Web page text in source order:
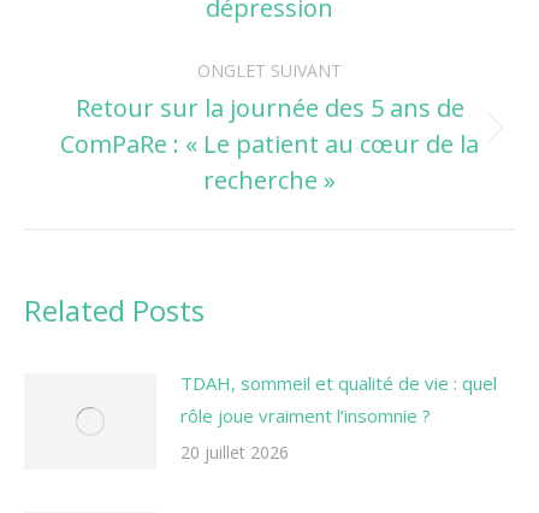
commentaire précédent
dépression
ONGLET SUIVANT
Onglet
suivant
Retour sur la journée des 5 ans de
ComPaRe : « Le patient au cœur de la
recherche »
Related Posts
TDAH, sommeil et qualité de vie : quel
rôle joue vraiment l’insomnie ?
20 juillet 2026